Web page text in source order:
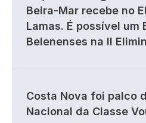
Beira-Mar recebe no
Lamas. É possível um
Belenenses na II
Costa Nova foi palco
Nacional da Classe